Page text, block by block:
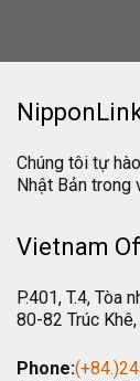
Chúng tôi tự
Nhật Bản trong
Vietnam
P.401, T.4, Tòa
80-82 Trúc
Phone: